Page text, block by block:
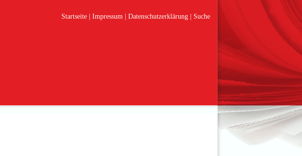
Startseite
Impressum Datenschutzerklärung Suche